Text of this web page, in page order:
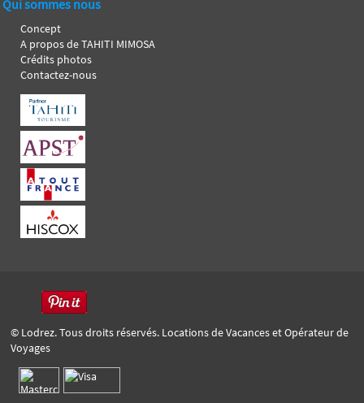
Qui sommes nous
Concept
A propos de TAHITI MIMOSA
Crédits photos
Contactez-nous
© Lodrez. Tous droits réservés. Locations de Vacances et Opérateur de
Voyages